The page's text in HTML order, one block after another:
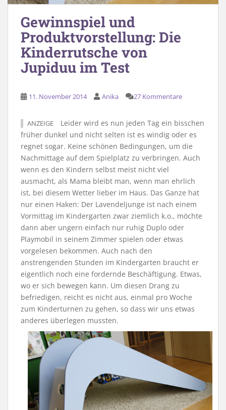
Gewinnspiel und
Produktvorstellung: Die
Kinderrutsche von
Jupiduu im Test
11. November 2014 Anika 27 Kommentare
ANZEIGE
Leider wird es nun jeden Tag ein bisschen
früher dunkel und nicht selten ist es windig oder es
regnet sogar. Keine schönen Bedingungen, um die
Nachmittage auf dem Spielplatz zu verbringen. Auch
wenn es den Kindern selbst meist nicht viel
ausmacht, als Mama bleibt man, wenn man ehrlich
ist, bei diesem Wetter lieber im Haus. Das Ganze hat
nur einen Haken: Der Lavendeljunge ist nach einem
Vormittag im Kindergarten zwar ziemlich k.o., möchte
dann aber ungern einfach nur ruhig Duplo oder
Playmobil in seinem Zimmer spielen oder etwas
vorgelesen bekommen. Auch nach den
anstrengenden Stunden im Kindergarten braucht er
eigentlich noch eine fordernde Beschäftigung. Etwas,
wo er sich bewegen kann. Um diesen Drang zu
befriedigen, reicht es nicht aus, einmal pro Woche
zum Kinderturnen zu gehen, so dass wir uns etwas
anderes überlegen mussten.